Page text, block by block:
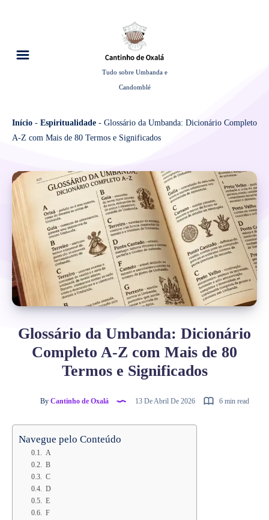
Tudo sobre Umbanda e
Candomblé
Início - Espiritualidade - Glossário da Umbanda: Dicionário Completo
A-Z com Mais de 80 Termos e Significados
Glossário da Umbanda: Dicionário
Completo A-Z com Mais de 80
Termos e Significados
ByCantinho de Oxalá 13 De Abril De 2026 6 min read
Navegue pelo Conteúdo
A
B
C
D
E
F